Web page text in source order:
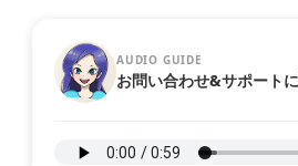
AUDIO GUIDE
お問い合わせ&サポート